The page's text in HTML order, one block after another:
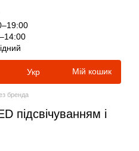
Укр Мій кошик
бренда
підсвічуванням і